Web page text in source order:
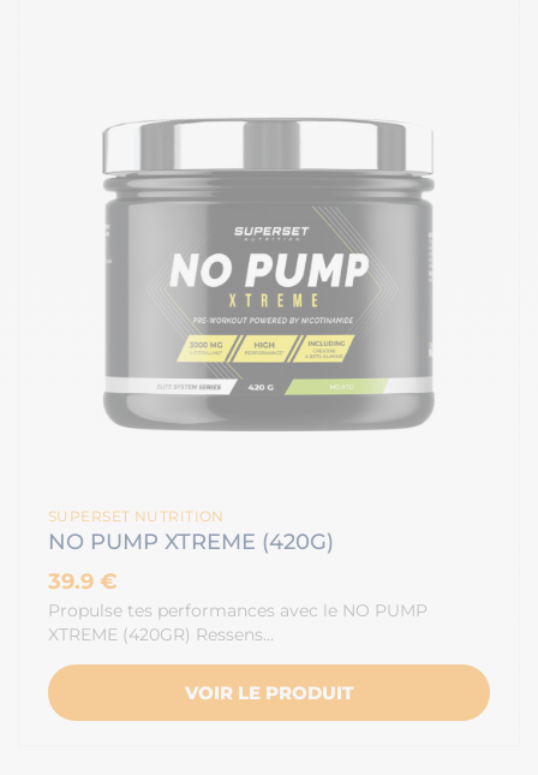
SUPERSET NUTRITION
NO PUMP XTREME (420G)
39.9 €
Propulse tes performances avec le NO PUMP
XTREME (420GR) Ressens…
VOIR LE PRODUIT